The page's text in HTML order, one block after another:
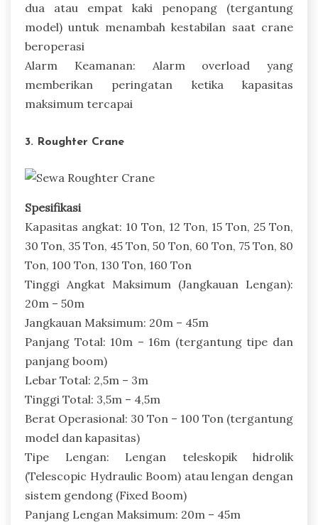
dua atau empat kaki penopang (tergantung
model) untuk menambah kestabilan saat crane
beroperasi
Alarm Keamanan: Alarm overload yang
memberikan peringatan ketika kapasitas
maksimum tercapai
3. Roughter Crane
Spesifikasi
Kapasitas angkat: 10 Ton, 12 Ton, 15 Ton, 25 Ton,
30 Ton, 35 Ton, 45 Ton, 50 Ton, 60 Ton, 75 Ton, 80
Ton, 100 Ton, 130 Ton, 160 Ton
Tinggi Angkat Maksimum (Jangkauan Lengan):
20m – 50m
Jangkauan Maksimum: 20m – 45m
Panjang Total: 10m – 16m (tergantung tipe dan
panjang boom)
Lebar Total: 2,5m – 3m
Tinggi Total: 3,5m – 4,5m
Berat Operasional: 30 Ton – 100 Ton (tergantung
model dan kapasitas)
Tipe Lengan: Lengan teleskopik hidrolik
(Telescopic Hydraulic Boom) atau lengan dengan
sistem gendong (Fixed Boom)
Panjang Lengan Maksimum: 20m – 45m